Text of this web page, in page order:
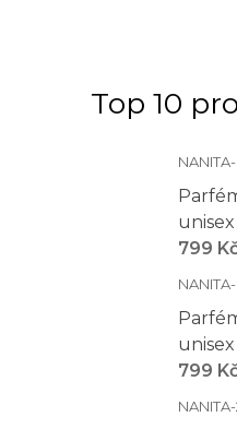
Top 10
unisex
799
unisex
799